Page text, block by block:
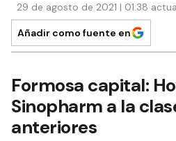
29 de agosto de 2021 | 01:38
Añadir como fuente en
Formosa capital:
Sinopharm a la
anteriores